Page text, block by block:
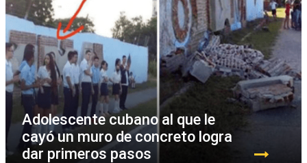
Adolescente cubano al que le
cayó un muro de concreto logra
dar primeros pasos